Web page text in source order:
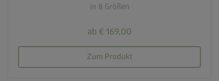
in 8 Größen
ab € 169,00
Zum Produkt